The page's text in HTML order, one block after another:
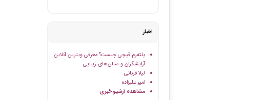
اخبار
پلتفرم قیچی چیست؟ معرفی ویترین آنلاین
آرایشگران و سالن‌های زیبایی
لیلا قربانی
امیر علیزاده
مشاهده آرشیو خبری